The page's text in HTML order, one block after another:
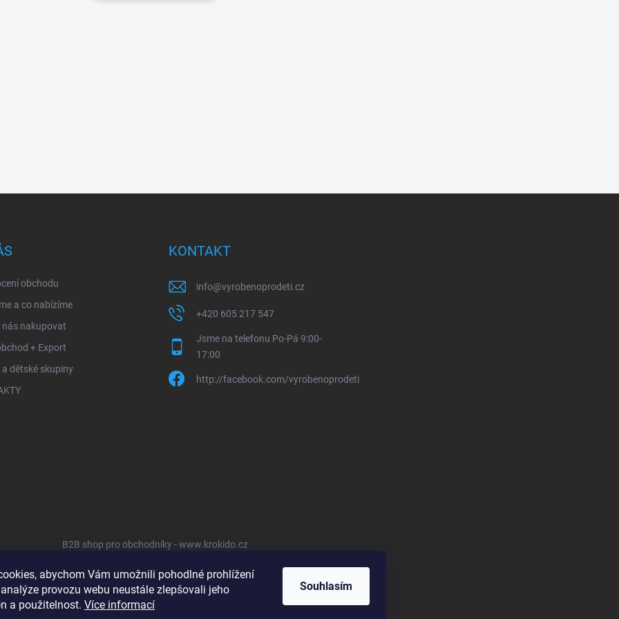
abychom Vám umožnili pohodlné prohlížení
provozu webu neustále zlepšovali jeho
a použitelnost. Více informací
Souhlasím
obchodu
a co nabízíme
nás nakupovat
+ Export
a dětské skupiny
KONTAKT
info@vyrobenoprodeti.cz
+420 605 217 547
Jsme na telefonu Po-Pá 9:00-
17:00
http://facebook.com/vyrobenoprodeti
B2B shop pro obchodníky - www.krokido.cz